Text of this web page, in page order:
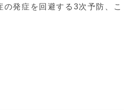
発症を回避する3次予防、こ